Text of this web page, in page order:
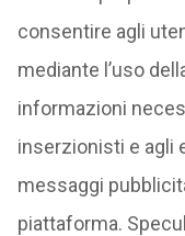
consentire agli
mediante l’uso
informazioni
inserzionisti e agli
messaggi
piattaforma.